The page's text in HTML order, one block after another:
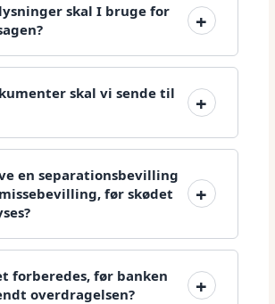
skal I bruge for
skal vi sende til
en separationsbevilling
før skødet
forberedes, før banken
overdragelsen?